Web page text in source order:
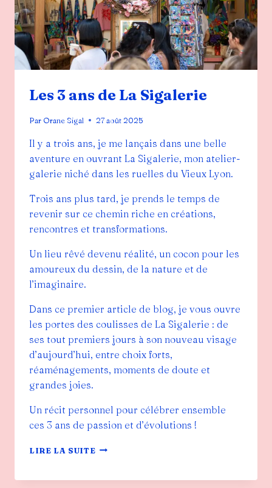
Les 3 ans de La Sigalerie
Par Orane Sigal 27 août 2025
Il y a trois ans, je me lançais dans une belle
aventure en ouvrant La Sigalerie, mon atelier-
galerie niché dans les ruelles du Vieux Lyon.
Trois ans plus tard, je prends le temps de
revenir sur ce chemin riche en créations,
rencontres et transformations.
Un lieu rêvé devenu réalité, un cocon pour les
amoureux du dessin, de la nature et de
l’imaginaire.
Dans ce premier article de blog, je vous ouvre
les portes des coulisses de La Sigalerie : de
ses tout premiers jours à son nouveau visage
d’aujourd’hui, entre choix forts,
réaménagements, moments de doute et
grandes joies.
Un récit personnel pour célébrer ensemble
ces 3 ans de passion et d’évolutions !
LIRE LA SUITELES